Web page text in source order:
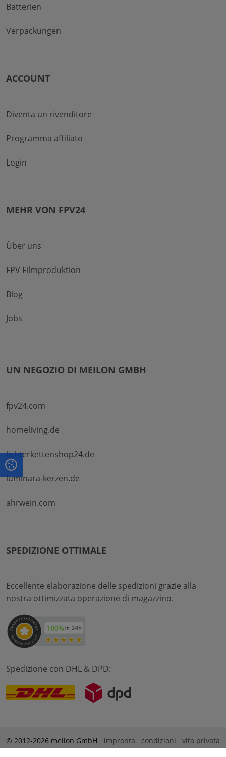
Batterien
Verpackungen
ACCOUNT
Diventa un rivenditore
Programma affiliato
Login
MEHR VON FPV24
Über uns
FPV Filmproduktion
Blog
Jobs
UN NEGOZIO DI MEILON GMBH
fpv24.com
homeliving.de
lichterkettenshop24.de
luminara-kerzen.de
ahrwein.com
SPEDIZIONE OTTIMALE
Eccellente elaborazione delle spedizioni grazie alla
nostra ottimizzata operazione di magazzino.
Spedizione con DHL & DPD:
© 2012-2026 meilon GmbH impronta condizioni vita privata